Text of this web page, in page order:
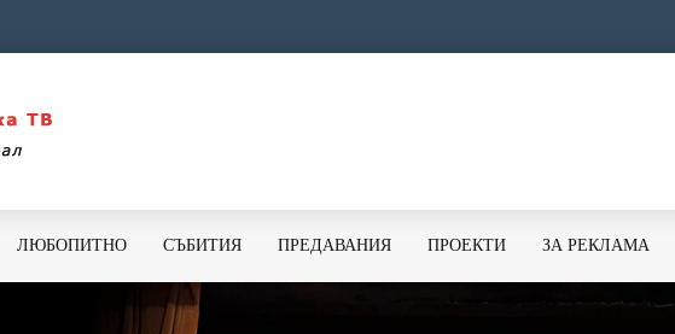
ЛЮБОПИТНО СЪБИТИЯ ПРЕДАВАНИЯ ПРОЕКТИ ЗА РЕКЛАМА